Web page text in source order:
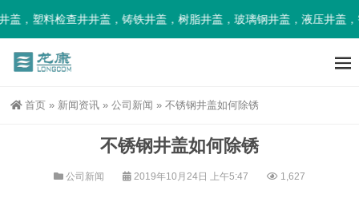
，塑料检查井井盖，铸铁井盖，树脂井盖，玻璃钢井盖，液压井盖，
首页 » 新闻资讯 » 公司新闻 » 不锈钢井盖如何除锈
不锈钢井盖如何除锈
公司新闻 2019年10月24日 上午5:47 1,627